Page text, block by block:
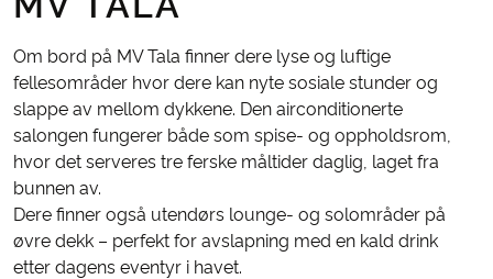
Om bord på MV Tala finner dere lyse og luftige
fellesområder hvor dere kan nyte sosiale stunder og
slappe av mellom dykkene. Den airconditionerte
salongen fungerer både som spise- og oppholdsrom,
hvor det serveres tre ferske måltider daglig, laget fra
bunnen av.
Dere finner også utendørs lounge- og solområder på
øvre dekk – perfekt for avslapning med en kald drink
etter dagens eventyr i havet.